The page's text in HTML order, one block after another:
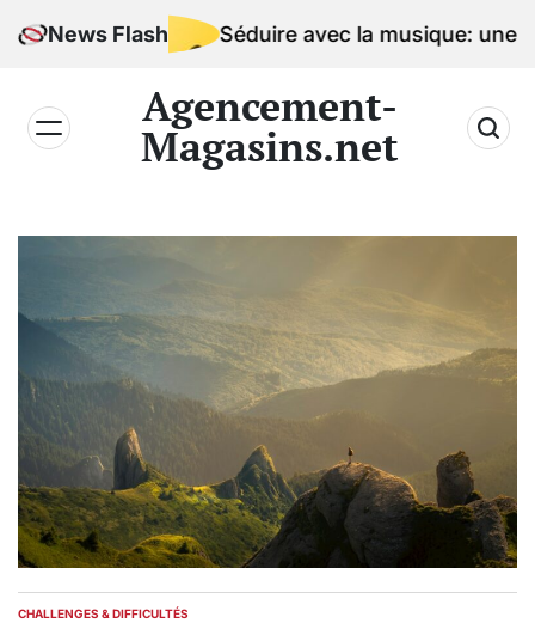
to
News FlashSéduire avec la musique: une
Agencement-
Magasins.net
POSTED
CHALLENGES & DIFFICULTÉS